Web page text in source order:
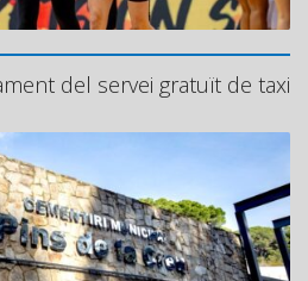
del servei gratuït de taxi